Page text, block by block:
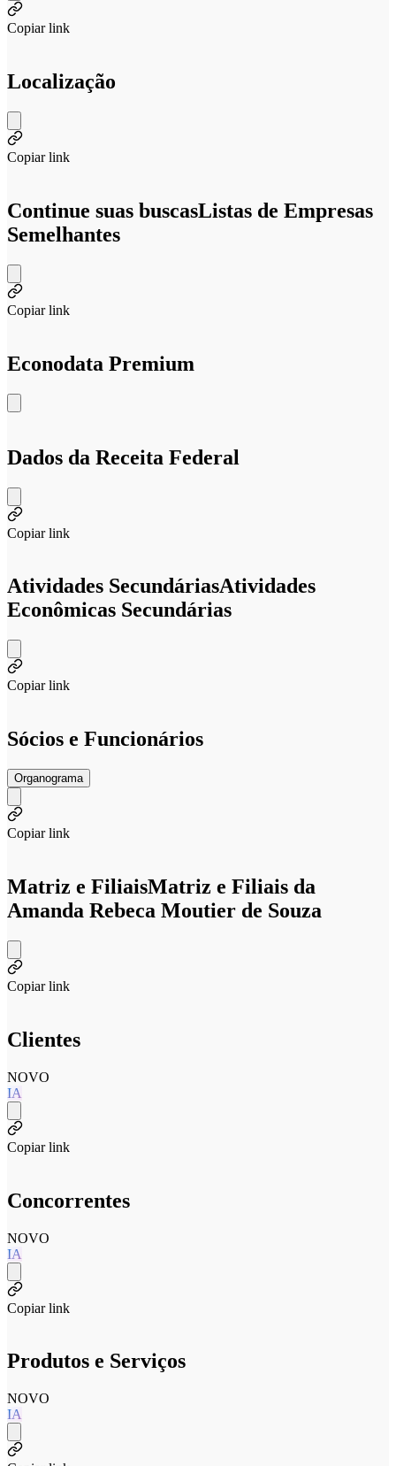
Copiar link
Localização
Copiar link
Continue suas buscasListas de Empresas
Semelhantes
Copiar link
Econodata Premium
Dados da Receita Federal
Copiar link
Atividades SecundáriasAtividades
Econômicas Secundárias
Copiar link
Sócios e Funcionários
Organograma
Copiar link
Matriz e FiliaisMatriz e Filiais da
Amanda Rebeca Moutier de Souza
Copiar link
Clientes
NOVO
IA
Copiar link
Concorrentes
NOVO
IA
Copiar link
Produtos e Serviços
NOVO
IA